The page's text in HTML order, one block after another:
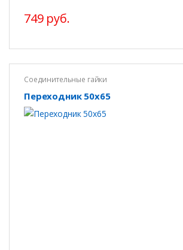
749 руб.
Соединительные гайки
Переходник 50х65